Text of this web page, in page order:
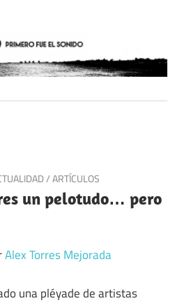
/ARTÍCULOS
un pelotudo… pero
Alex Torres Mejorada
una pléyade de artistas